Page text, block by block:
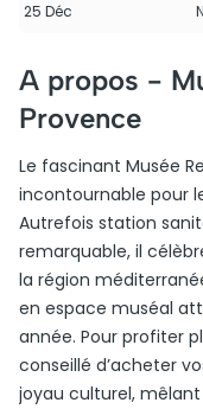
25 Déc
A propos -
Provence
Le fascinant Musée
incontournable pour
Autrefois station
remarquable, il
la région
en espace muséal
année. Pour profiter
conseillé d’acheter
joyau culturel,